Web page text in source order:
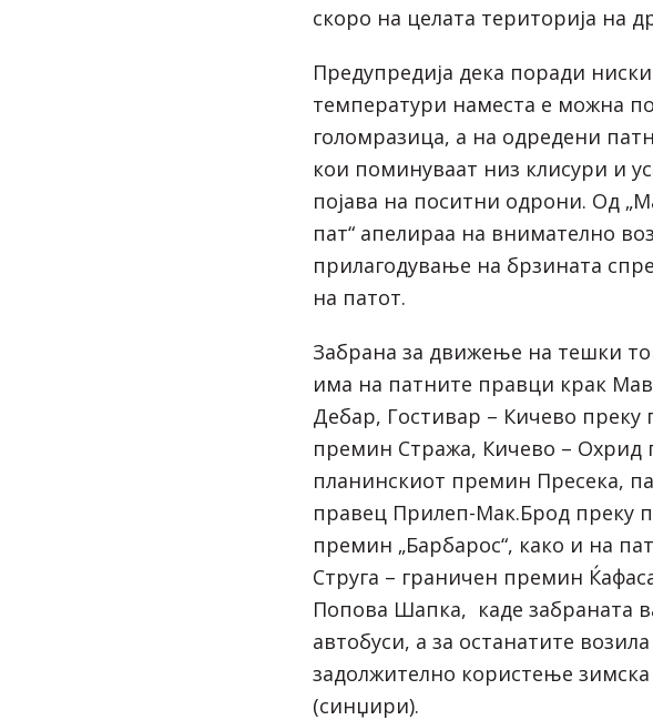
скоро на целата територија на
Предупредија дека поради
температури наместа е можна
голомразица, а на одредени
кои поминуваат низ клисури и
појава на поситни одрони. Од
пат“ апелираа на внимателно
прилагодување на брзината
на патот.
Забрана за движење на тешки
има на патните правци крак
Дебар, Гостивар – Кичево преку
премин Стража, Кичево – Охрид
планинскиот премин Пресека,
правец Прилеп-Мак.Брод преку
премин „Барбарос“, како и на
Струга – граничен премин
Попова Шапка, каде забраната
автобуси, а за останатите возила
задолжително користење
(синџири).